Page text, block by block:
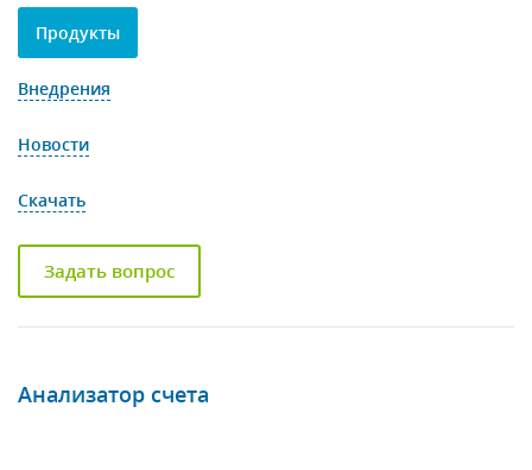
Продукты
Внедрения
Новости
Скачать
Задать вопрос
Анализатор счета